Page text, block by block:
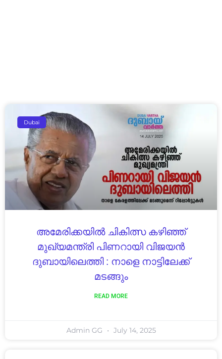
Dubai
അമേരിക്കയിൽ ചികിത്സ കഴിഞ്ഞ്
മുഖ്യമന്ത്രി പിണറായി വിജയൻ
ദുബായിലെത്തി : നാളെ നാട്ടിലേക്ക്
മടങ്ങും
READ MORE
Admin GG July 14, 2025